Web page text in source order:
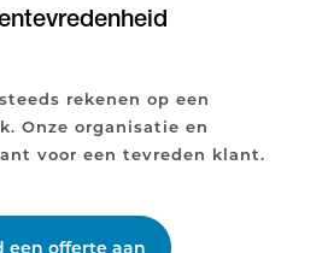
rekenen op een
Onze organisatie en
voor een tevreden klant.
een offerte aan